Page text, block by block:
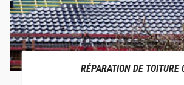
RÉPARATION DE TOITURE